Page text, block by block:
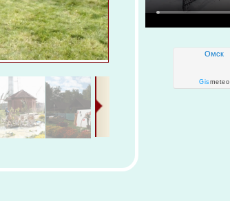
Омск
Gismeteo